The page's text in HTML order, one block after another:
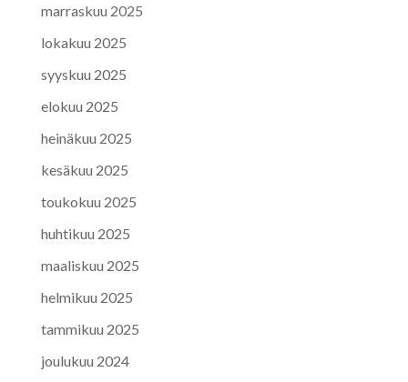
marraskuu 2025
lokakuu 2025
syyskuu 2025
elokuu 2025
heinäkuu 2025
kesäkuu 2025
toukokuu 2025
huhtikuu 2025
maaliskuu 2025
helmikuu 2025
tammikuu 2025
joulukuu 2024